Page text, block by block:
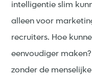
intelligentie slim
alleen voor
recruiters. Hoe
eenvoudiger
zonder de